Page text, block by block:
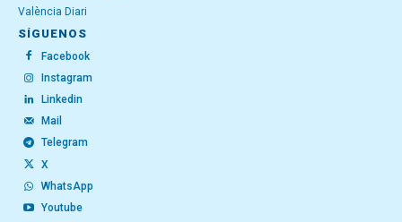
València Diari
SÍGUENOS
Facebook
Instagram
Linkedin
Mail
Telegram
X
WhatsApp
Youtube